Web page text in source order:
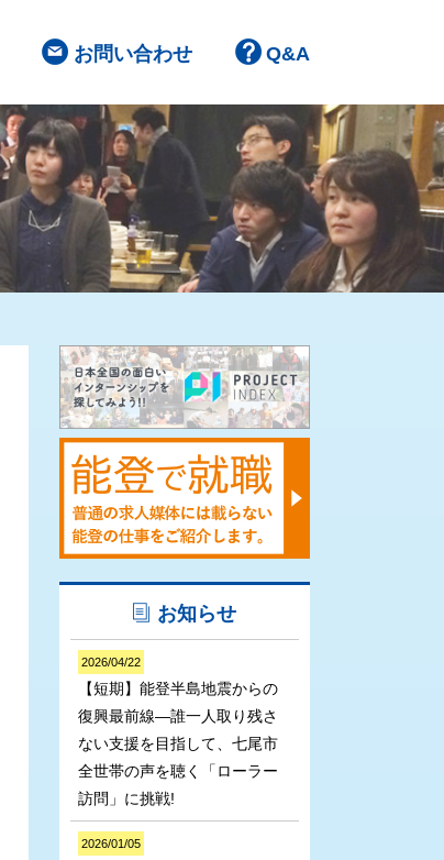
お問い合わせ Q&A
お知らせ
2026/04/22
【短期】能登半島地震からの
復興最前線―誰一人取り残さ
ない支援を目指して、七尾市
全世帯の声を聴く「ローラー
訪問」に挑戦!
2026/01/05